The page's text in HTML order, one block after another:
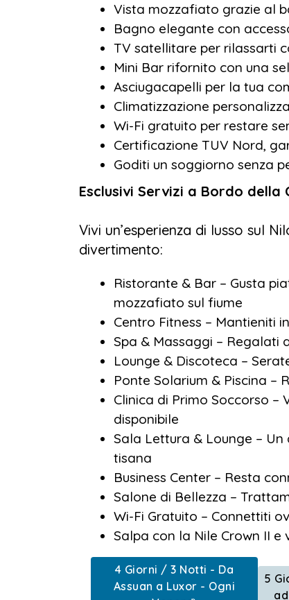
Vista mozzafiato grazie al
Bagno elegante con
TV satellitare per rilassarti
Mini Bar rifornito con una
Asciugacapelli per la tua
Climatizzazione
Wi-Fi gratuito per restare
Certificazione TUV Nord,
Goditi un soggiorno senza
Esclusivi Servizi a Bordo della
Vivi un’esperienza di lusso sul
divertimento:
Ristorante & Bar – Gusta
mozzafiato sul fiume
Centro Fitness – Mantieniti
Spa & Massaggi –
Lounge & Discoteca –
Ponte Solarium & Piscina –
Clinica di Primo Soccorso –
disponibile
Sala Lettura & Lounge –
tisana
Business Center – Resta
Salone di Bellezza –
Wi-Fi Gratuito – Connettiti
Salpa con la Nile Crown II
4 Giorni / 3 Notti - Da
Assuan a Luxor - Ogni
5